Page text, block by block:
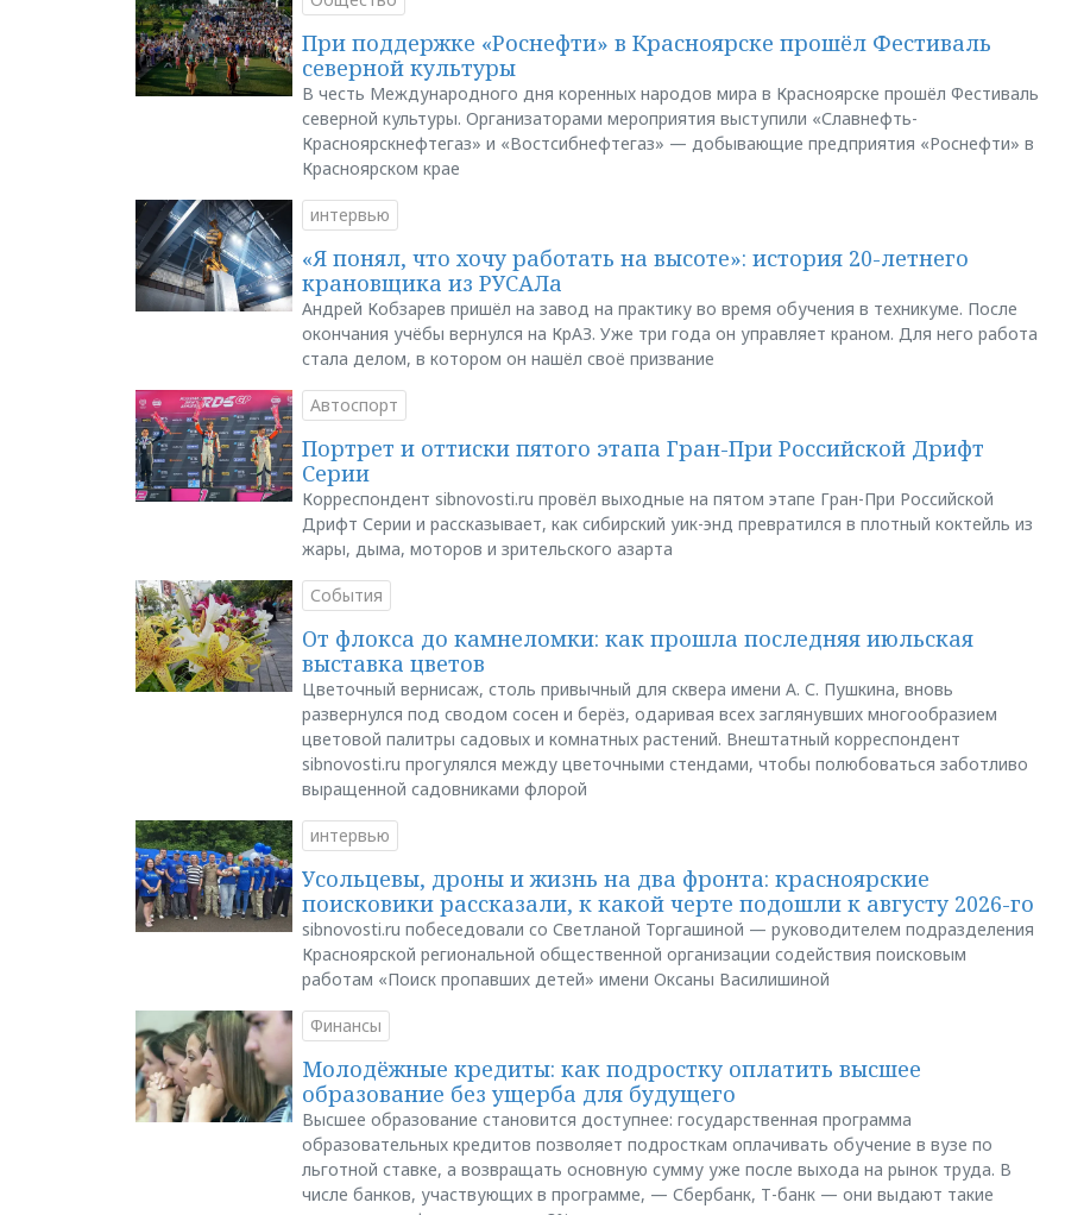
При поддержке «Роснефти» в Красноярске прошёл Фестиваль
северной культуры
В честь Международного дня коренных народов мира в Красноярске прошёл Фестиваль
северной культуры. Организаторами мероприятия выступили «Славнефть-
Красноярскнефтегаз» и «Востсибнефтегаз» — добывающие предприятия «Роснефти» в
Красноярском крае
интервью
«Я понял, что хочу работать на высоте»: история 20-летнего
крановщика из РУСАЛа
Андрей Кобзарев пришёл на завод на практику во время обучения в техникуме. После
окончания учёбы вернулся на КрАЗ. Уже три года он управляет краном. Для него работа
стала делом, в котором он нашёл своё призвание
Автоспорт
Портрет и оттиски пятого этапа Гран-При Российской Дрифт
Серии
Корреспондент sibnovosti.ru провёл выходные на пятом этапе Гран-При Российской
Дрифт Серии и рассказывает, как сибирский уик-энд превратился в плотный коктейль из
жары, дыма, моторов и зрительского азарта
События
От флокса до камнеломки: как прошла последняя июльская
выставка цветов
Цветочный вернисаж, столь привычный для сквера имени А. С. Пушкина, вновь
развернулся под сводом сосен и берёз, одаривая всех заглянувших многообразием
цветовой палитры садовых и комнатных растений. Внештатный корреспондент
sibnovosti.ru прогулялся между цветочными стендами, чтобы полюбоваться заботливо
выращенной садовниками флорой
интервью
Усольцевы, дроны и жизнь на два фронта: красноярские
поисковики рассказали, к какой черте подошли к августу 2026-го
sibnovosti.ru побеседовали со Светланой Торгашиной — руководителем подразделения
Красноярской региональной общественной организации содействия поисковым
работам «Поиск пропавших детей» имени Оксаны Василишиной
Финансы
Молодёжные кредиты: как подростку оплатить высшее
образование без ущерба для будущего
Высшее образование становится доступнее: государственная программа
образовательных кредитов позволяет подросткам оплачивать обучение в вузе по
льготной ставке, а возвращать основную сумму уже после выхода на рынок труда. В
числе банков, участвующих в программе, — Сбербанк, Т-банк — они выдают такие